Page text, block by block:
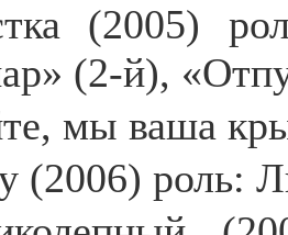
(2005)
(2-й),
мы ваша
(2006) роль: